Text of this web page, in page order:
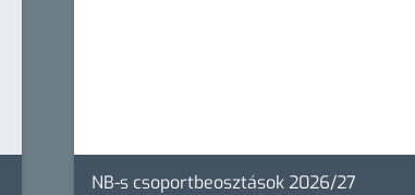
NB-s csoportbeosztások 2026/27